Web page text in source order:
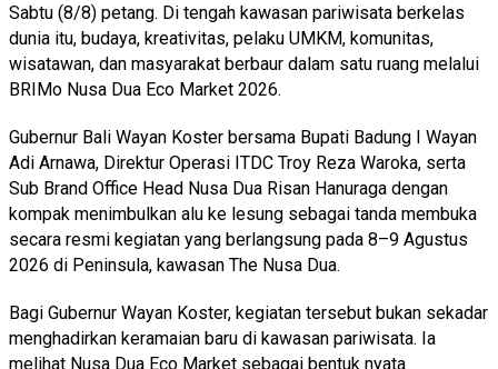
Sabtu (8/8) petang. Di tengah kawasan pariwisata berkelas
dunia itu, budaya, kreativitas, pelaku UMKM, komunitas,
wisatawan, dan masyarakat berbaur dalam satu ruang melalui
BRIMo Nusa Dua Eco Market 2026.
Gubernur Bali Wayan Koster bersama Bupati Badung I Wayan
Adi Arnawa, Direktur Operasi ITDC Troy Reza Waroka, serta
Sub Brand Office Head Nusa Dua Risan Hanuraga dengan
kompak menimbulkan alu ke lesung sebagai tanda membuka
secara resmi kegiatan yang berlangsung pada 8–9 Agustus
2026 di Peninsula, kawasan The Nusa Dua.
Bagi Gubernur Wayan Koster, kegiatan tersebut bukan sekadar
menghadirkan keramaian baru di kawasan pariwisata. Ia
melihat Nusa Dua Eco Market sebagai bentuk nyata